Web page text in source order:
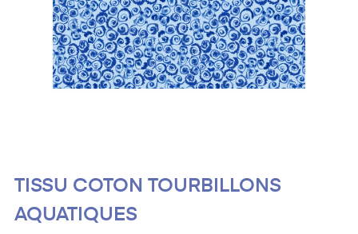
TISSU COTON TOURBILLONS
AQUATIQUES